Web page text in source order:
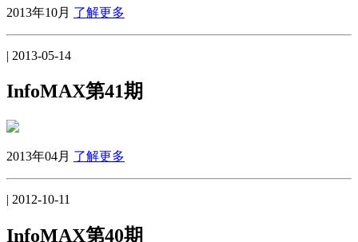
2013年10月 了解更多
| 2013-05-14
InfoMAX第41期
2013年04月 了解更多
| 2012-10-11
InfoMAX第40期